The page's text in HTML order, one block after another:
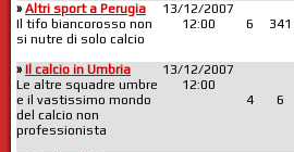
» Altri sport a Perugia
Il tifo biancorosso non
si nutre di solo calcio
13/12/2007
12:00
6 341
» Il calcio in Umbria
Le altre squadre umbre
e il vastissimo mondo
del calcio non
professionista
13/12/2007
12:00
4
6